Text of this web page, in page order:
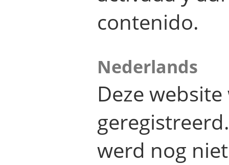
contenido.
Nederlands
Deze
werd nog